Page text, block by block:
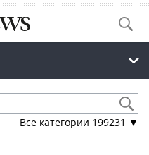
Все категории 199231 ▼